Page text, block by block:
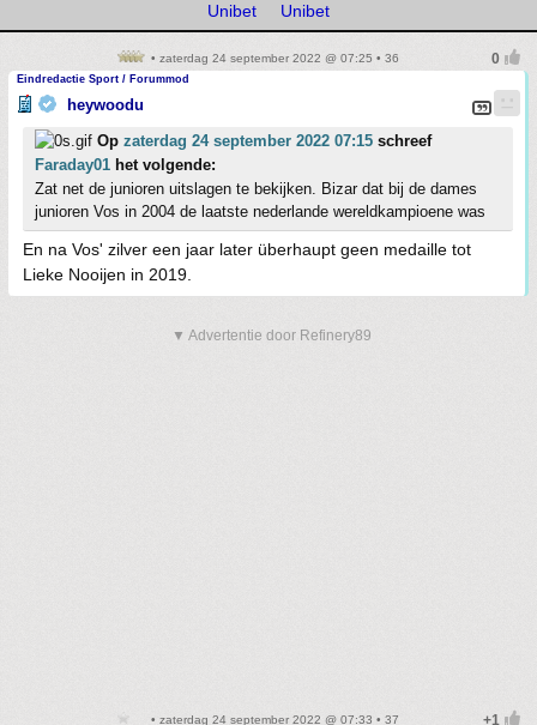
Unibet Unibet
• zaterdag 24 september 2022 @ 07:25 • 36
Eindredactie Sport / Forummod
heywoodu
Op zaterdag 24 september 2022 07:15 schreef
Faraday01 het volgende:
Zat net de junioren uitslagen te bekijken. Bizar dat bij de dames
junioren Vos in 2004 de laatste nederlande wereldkampioene was
En na Vos' zilver een jaar later überhaupt geen medaille tot
Lieke Nooijen in 2019.
▼ Advertentie door Refinery89
• zaterdag 24 september 2022 @ 07:33 • 37